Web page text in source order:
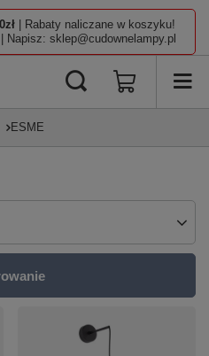
| Rabaty naliczane w koszyku!
| Napisz: sklep@cudownelampy.pl
ESME